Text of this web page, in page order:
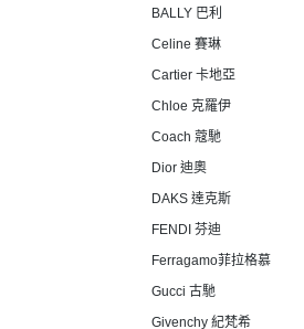
BALLY 巴利
Celine 賽琳
Cartier 卡地亞
Chloe 克羅伊
Coach 蔻馳
Dior 迪奧
DAKS 達克斯
FENDI 芬迪
Ferragamo菲拉格慕
Gucci 古馳
Givenchy 紀梵希